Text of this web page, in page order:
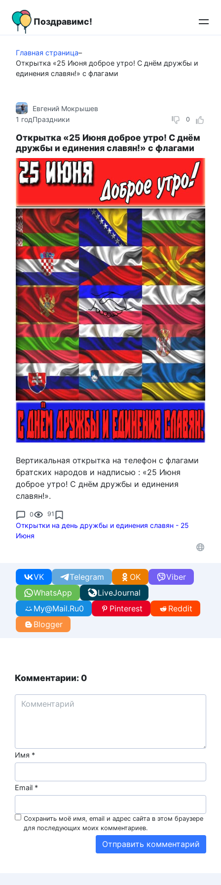
контенту
Поздравимс!
Главная страница–
Открытка «25 Июня доброе утро! С днём дружбы и
единения славян!» с флагами
0
Евгений Мокрышев
1 годПраздники
Открытка «25 Июня доброе утро! С днём
дружбы и единения славян!» с флагами
Вертикальная открытка на телефон с флагами
братских народов и надписью : «25 Июня
доброе утро! С днём дружбы и единения
славян!».
0 91
Открытки на день дружбы и единения славян - 25
Июня
WhatsApp
VK Telegram Viber
OK
LiveJournal
My@Mail.Ru0 Pinterest
Reddit
Blogger
Комментарии: 0
Имя *
Email *
Сохранить моё имя, email и адрес сайта в этом браузере
для последующих моих комментариев.